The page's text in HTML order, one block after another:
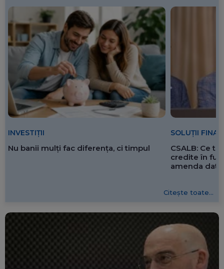
INVESTIȚII
Nu banii mulți fac diferența, ci timpul
SOLUȚII
CSALB: Ce
credite în
amenda
Citește toate...